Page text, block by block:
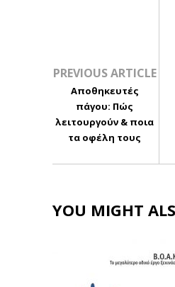
PREVIOUS ARTICLE
Αποθηκευτές
πάγου: Πώς
λειτουργούν & ποια
τα οφέλη τους
YOU MIGHT